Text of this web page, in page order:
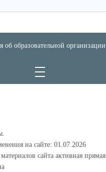
об образовательной организации
на сайте: 01.07.2026
сайта активная